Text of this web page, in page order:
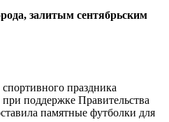
залитым сентябрьским
праздника
поддержке Правительства
памятные футболки для